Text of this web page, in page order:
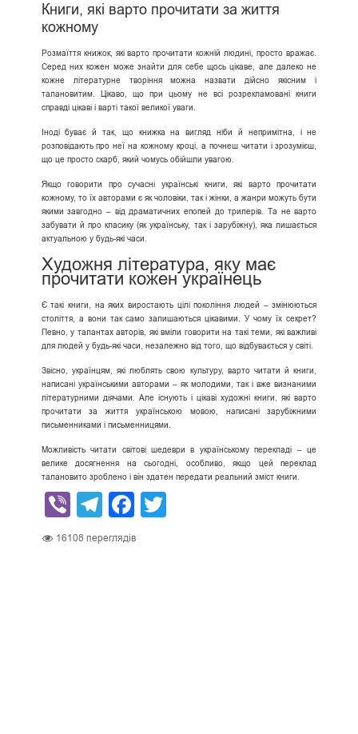
Книги, які варто прочитати за життя
кожному
Розмаїття книжок, які варто прочитати кожній людині, просто вражає.
Серед них кожен може знайти для себе щось цікаве, але далеко не
кожне літературне творіння можна назвати дійсно якісним і
талановитим. Цікаво, що при цьому не всі розрекламовані книги
справді цікаві і варті такої великої уваги.
Іноді буває й так, що книжка на вигляд ніби й непримітна, і не
розповідають про неї на кожному кроці, а почнеш читати і зрозумієш,
що це просто скарб, який чомусь обійшли увагою.
Якщо говорити про сучасні українські книги, які варто прочитати
кожному, то їх авторами є як чоловіки, так і жінки, а жанри можуть бути
якими завгодно – від драматичних епопей до трилерів. Та не варто
забувати й про класику (як українську, так і зарубіжну), яка лишається
актуальною у будь-які часи.
Художня література, яку має
прочитати кожен українець
Є такі книги, на яких виростають цілі покоління людей – змінюються
століття, а вони так само залишаються цікавими. У чому їх секрет?
Певно, у талантах авторів, які вміли говорити на такі теми, які важливі
для людей у будь-які часи, незалежно від того, що відбувається у світі.
Звісно, українцям, які люблять свою культуру, варто читати й книги,
написані українськими авторами – як молодими, так і вже визнаними
літературними діячами. Але існують і цікаві художні книги, які варто
прочитати за життя українською мовою, написані зарубіжними
письменниками і письменницями.
Можливість читати світові шедеври в українському перекладі – це
велике досягнення на сьогодні, особливо, якщо цей переклад
талановито зроблено і він здатен передати реальний зміст книги.
ViberTelegram
Facebook
16108 переглядів